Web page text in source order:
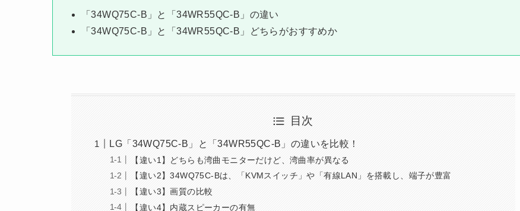
「34WQ75C-B」と「34WR55QC-B」の違い
「34WQ75C-B」と「34WR55QC-B」どちらがおすすめか
目次
LG「34WQ75C-B」と「34WR55QC-B」の違いを比較！
【違い1】どちらも湾曲モニターだけど、湾曲率が異なる
【違い2】34WQ75C-Bは、「KVMスイッチ」や「有線LAN」を搭載し、端子が豊富
【違い3】画質の比較
【違い4】内蔵スピーカーの有無